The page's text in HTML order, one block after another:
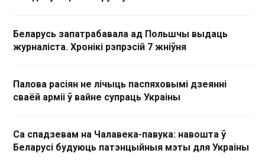
Беларусь запатрабавала ад Польшчы выдаць
журналіста. Хронікі рэпрэсій 7 жніўня
Палова расіян не лічыць паспяховымі дзеянні
сваёй арміі ў вайне супраць Украіны
Са спадзевам на Чалавека-павука: навошта ў
Беларусі будуюць патэнцыйныя мэты для Украіны